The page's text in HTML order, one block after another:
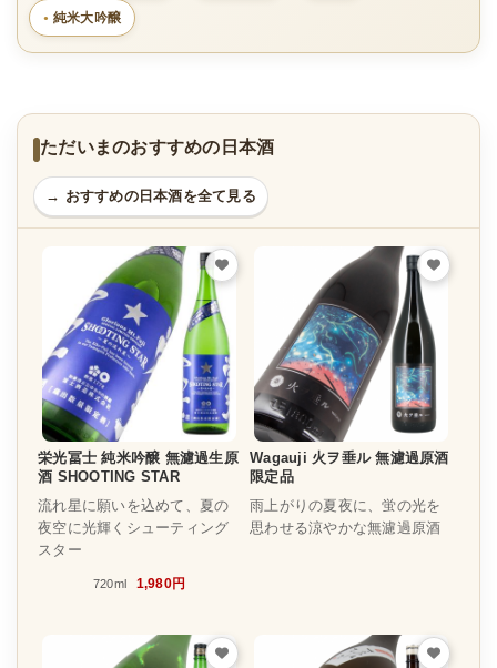
純米大吟醸
ただいまのおすすめの日本酒
→ おすすめの日本酒を全て見る
栄光冨士 純米吟醸 無濾過生原
酒 SHOOTING STAR
流れ星に願いを込めて、夏の
夜空に光輝くシューティング
スター
720ml 1,980円
Wagauji 火ヲ垂ル 無濾過原酒
限定品
雨上がりの夏夜に、蛍の光を
思わせる涼やかな無濾過原酒